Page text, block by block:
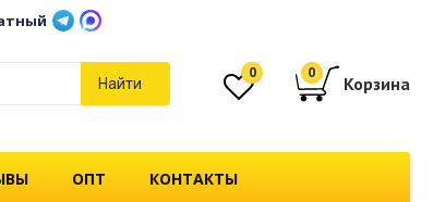
Найти
0 0
Корзина
ОПТ КОНТАКТЫ